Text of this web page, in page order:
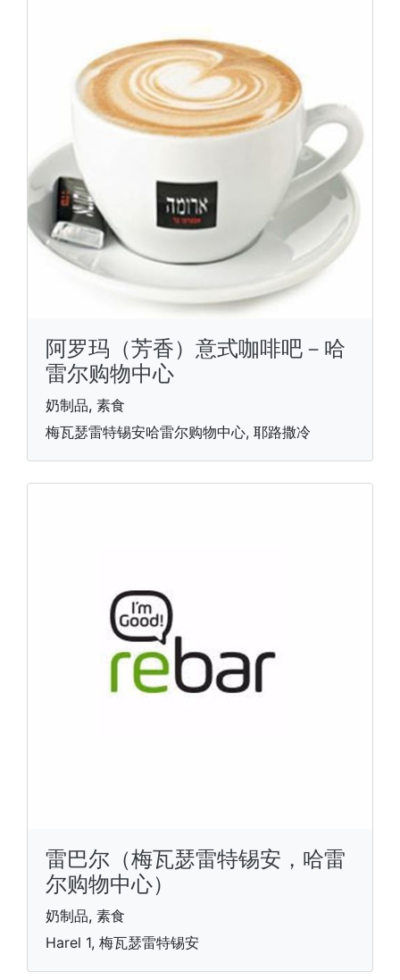
阿罗玛（芳香）意式咖啡吧－哈
雷尔购物中心
奶制品, 素食
梅瓦瑟雷特锡安哈雷尔购物中心, 耶路撒冷
雷巴尔（梅瓦瑟雷特锡安，哈雷
尔购物中心）
奶制品, 素食
Harel 1, 梅瓦瑟雷特锡安